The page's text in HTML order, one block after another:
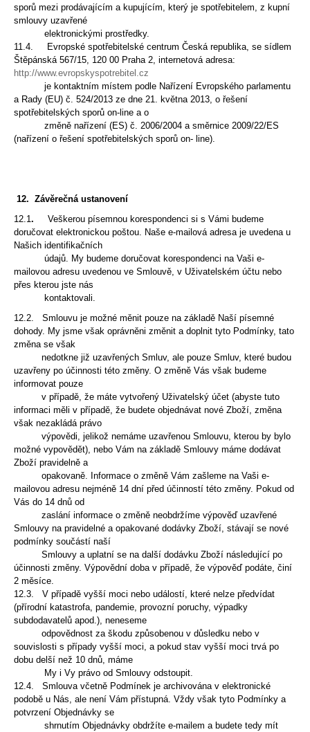
sporů mezi prodávajícím a kupujícím, který je spotřebitelem, z kupní
smlouvy uzavřené
elektronickými prostředky.
11.4.
Evropské spotřebitelské centrum Česká republika, se sídlem
Štěpánská 567/15, 120 00 Praha 2, internetová adresa:
http://www.evropskyspotrebitel.cz
je kontaktním místem podle Nařízení Evropského parlamentu
a Rady (EU) č. 524/2013 ze dne 21. května 2013, o řešení
spotřebitelských sporů on-line a o
změně nařízení (ES) č. 2006/2004 a směrnice 2009/22/ES
(nařízení o řešení spotřebitelských sporů on- line).
12. Závěrečná ustanovení
12.1. Veškerou písemnou korespondenci si s Vámi budeme
doručovat elektronickou poštou. Naše e-mailová adresa je uvedena u
Našich identifikačních
údajů. My budeme doručovat korespondenci na Vaši e-
mailovou adresu uvedenou ve Smlouvě, v Uživatelském účtu nebo
přes kterou jste nás
kontaktovali.
12.2. Smlouvu je možné měnit pouze na základě Naší písemné
dohody. My jsme však oprávněni změnit a doplnit tyto Podmínky, tato
změna se však
nedotkne již uzavřených Smluv, ale pouze Smluv, které budou
uzavřeny po účinnosti této změny. O změně Vás však budeme
informovat pouze
v případě, že máte vytvořený Uživatelský účet (abyste tuto
informaci měli v případě, že budete objednávat nové Zboží, změna
však nezakládá právo
výpovědi, jelikož nemáme uzavřenou Smlouvu, kterou by bylo
možné vypovědět), nebo Vám na základě Smlouvy máme dodávat
Zboží pravidelně a
opakovaně. Informace o změně Vám zašleme na Vaši e-
mailovou adresu nejméně 14 dní před účinností této změny. Pokud od
Vás do 14 dnů od
zaslání informace o změně neobdržíme výpověď uzavřené
Smlouvy na pravidelné a opakované dodávky Zboží, stávají se nové
podmínky součástí naší
Smlouvy a uplatní se na další dodávku Zboží následující po
účinnosti změny. Výpovědní doba v případě, že výpověď podáte, činí
2 měsíce.
12.3. V případě vyšší moci nebo událostí, které nelze předvídat
(přírodní katastrofa, pandemie, provozní poruchy, výpadky
subdodavatelů apod.), neneseme
odpovědnost za škodu způsobenou v důsledku nebo v
souvislosti s případy vyšší moci, a pokud stav vyšší moci trvá po
dobu delší než 10 dnů, máme
My i Vy právo od Smlouvy odstoupit.
12.4. Smlouva včetně Podmínek je archivována v elektronické
podobě u Nás, ale není Vám přístupná. Vždy však tyto Podmínky a
potvrzení Objednávky se
shrnutím Objednávky obdržíte e-mailem a budete tedy mít